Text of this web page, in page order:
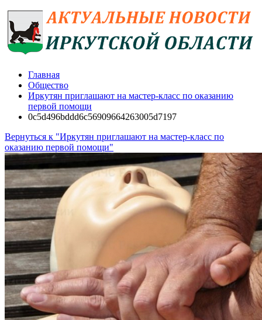
Главная
Общество
Иркутян приглашают на мастер-класс по оказанию
первой помощи
0c5d496bddd6c56909664263005d7197
Вернуться к "Иркутян приглашают на мастер-класс по
оказанию первой помощи"